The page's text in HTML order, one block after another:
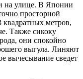
на улице. В Японии
просторной
квадратных метров,
Также сикоку
они спокойно
выгула. Линяют
вычесывание сведет